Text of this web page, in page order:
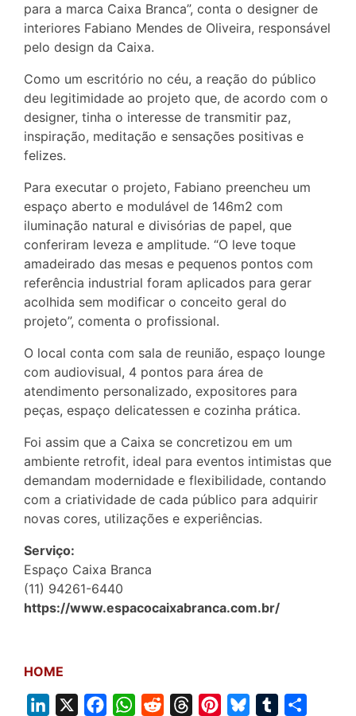
para a marca Caixa Branca”, conta o designer de
interiores Fabiano Mendes de Oliveira, responsável
pelo design da Caixa.
Como um escritório no céu, a reação do público
deu legitimidade ao projeto que, de acordo com o
designer, tinha o interesse de transmitir paz,
inspiração, meditação e sensações positivas e
felizes.
Para executar o projeto, Fabiano preencheu um
espaço aberto e modulável de 146m2 com
iluminação natural e divisórias de papel, que
conferiram leveza e amplitude. “O leve toque
amadeirado das mesas e pequenos pontos com
referência industrial foram aplicados para gerar
acolhida sem modificar o conceito geral do
projeto”, comenta o profissional.
O local conta com sala de reunião, espaço lounge
com audiovisual, 4 pontos para área de
atendimento personalizado, expositores para
peças, espaço delicatessen e cozinha prática.
Foi assim que a Caixa se concretizou em um
ambiente retrofit, ideal para eventos intimistas que
demandam modernidade e flexibilidade, contando
com a criatividade de cada público para adquirir
novas cores, utilizações e experiências.
Serviço:
Espaço Caixa Branca
(11) 94261-6440
https://www.espacocaixabranca.com.br/
HOME
W